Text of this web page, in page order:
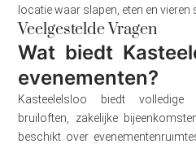
locatie waar slapen, eten en vieren
Veelgestelde Vragen
Wat biedt
evenementen?
Kasteelelsloo biedt volledige
bruiloften, zakelijke
beschikt over